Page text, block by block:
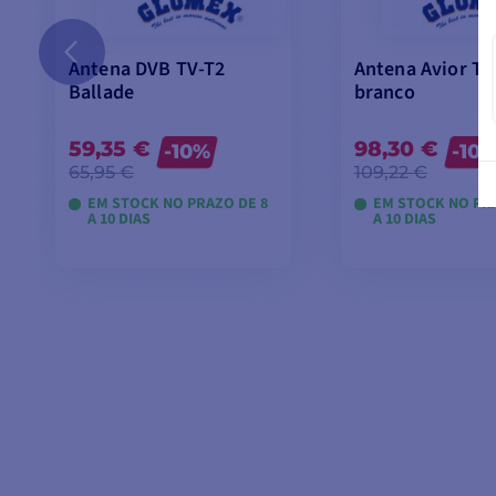
Antena DVB TV-T2
Ballade
59,35 €
65,95 €
-10%
EM STOCK NO PRAZO DE 8
A 10 DIAS
Antena Avior
branco
98,30 €
109,22 €
-10%
EM STOCK NO
A 10 DIAS